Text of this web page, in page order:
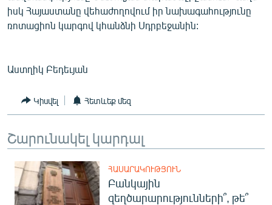
«Ազատության» բոլոր կայքերը
իսկ Հայաստանը վեհաժողովում իր նախագահությունը
ռոտացիոն կարգով կհանձնի Սդրբեջանին:
Աստղիկ Բեդեւյան
Կիսվել Հետևեք մեզ
Շարունակել կարդալ
ՀԱՍԱՐԱԿՈՒԹՅՈՒՆ
Բանկային
զեղծարարությունների՞, թե՞